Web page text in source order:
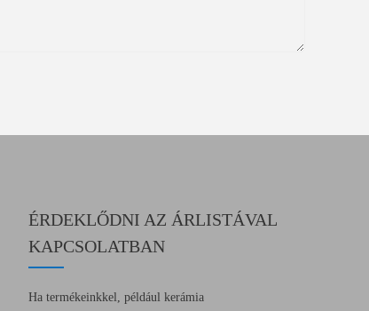
ÉRDEKLŐDNI AZ ÁRLISTÁVAL
KAPCSOLATBAN
Ha termékeinkkel, például kerámia